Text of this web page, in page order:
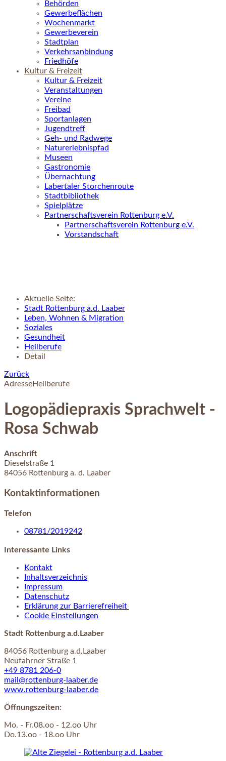
Behörden
Gewerbeflächen
Wochenmarkt
Gewerbeverein
Stadtplan
Verkehrsanbindung
Friedhöfe
Kultur & Freizeit
Kultur & Freizeit
Veranstaltungen
Vereine
Freibad
Sportanlagen
Jugendtreff
Geh- und Radwege
Naturerlebnispfad
Museen
Gastronomie
Übernachtung
Labertaler Storchenroute
Stadtbibliothek
Spielplätze
Partnerschaftsverein Rottenburg e.V.
Partnerschaftsverein Rottenburg e.V.
Vorstandschaft
Aktuelle Seite:
Stadt Rottenburg a.d. Laaber
Leben, Wohnen & Migration
Soziales
Gesundheit
Heilberufe
Detail
Zurück
AdresseHeilberufe
Logopädiepraxis Sprachwelt -
Rosa Schwab
Anschrift
Dieselstraße 1
84056 Rottenburg a. d. Laaber
Kontaktinformationen
Telefon
08781/2019242
Interessante Links
Kontakt
Inhaltsverzeichnis
Impressum
Datenschutz
Erklärung zur Barrierefreiheit
Cookie Einstellungen
Stadt Rottenburg a.d.Laaber
84056 Rottenburg a.d.Laaber
Neufahrner Straße 1
+49 8781 206-0
mail@rottenburg-laaber.de
www.rottenburg-laaber.de
Öffnungszeiten:
Mo. - Fr.08.oo - 12.oo Uhr
Do.13.oo - 18.oo Uhr